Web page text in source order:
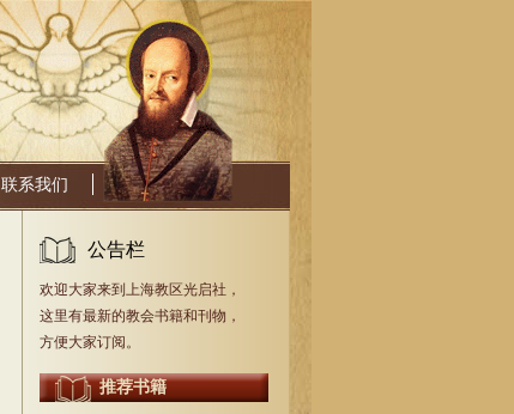
联系我们
公告栏
欢迎大家来到上海教区光启社，
这里有最新的教会书籍和刊物，
方便大家订阅。
推荐书籍